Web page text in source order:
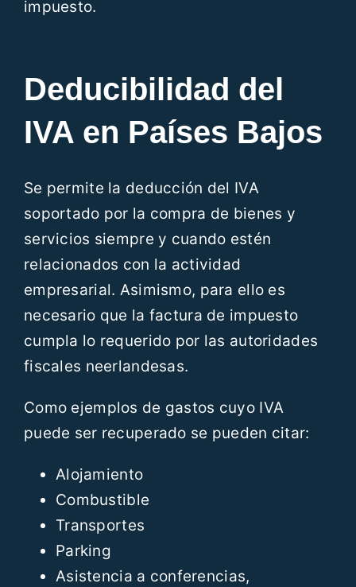
impuesto.
Deducibilidad del
IVA en Países Bajos
Se permite la deducción del IVA
soportado por la compra de bienes y
servicios siempre y cuando estén
relacionados con la actividad
empresarial. Asimismo, para ello es
necesario que la factura de impuesto
cumpla lo requerido por las autoridades
fiscales neerlandesas.
Como ejemplos de gastos cuyo IVA
puede ser recuperado se pueden citar:
Alojamiento
Combustible
Transportes
Parking
Asistencia a conferencias,